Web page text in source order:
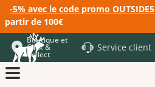
-5% avec le code promo OUTSIDE5
partir de 100€
Boutique et
Click &
Collect
Service client